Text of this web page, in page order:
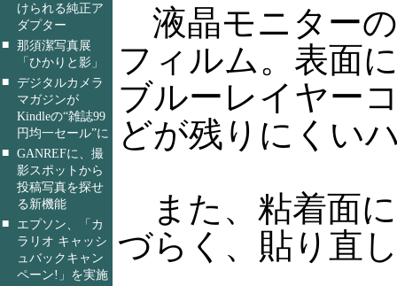
けられる純正ア
ダプター
■ 那須潔写真展
「ひかりと影」
■ デジタルカメラ
マガジンが
Kindleの“雑誌99
円均一セール”に
■ GANREFに、撮
影スポットから
投稿写真を探せ
る新機能
■
エプソン、「カ
ラリオ キャッシ
ュバックキャン
ペーン!」を実施
液晶モニター
フィルム。表面
ブルーレイヤー
どが残りにくい
また、粘着面
づらく、貼り直